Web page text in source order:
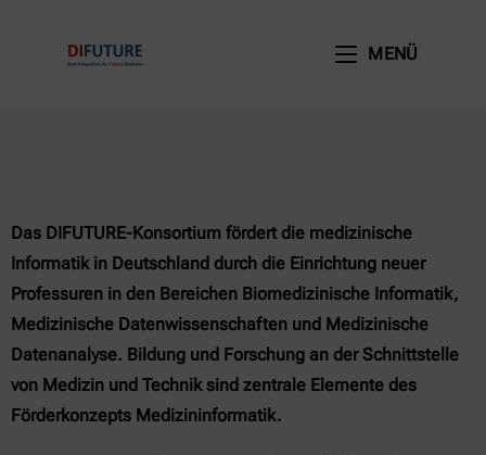
MENÜ
Das DIFUTURE-Konsortium fördert die medizinische
Informatik in Deutschland durch die Einrichtung neuer
Professuren in den Bereichen Biomedizinische Informatik,
Medizinische Datenwissenschaften und Medizinische
Datenanalyse. Bildung und Forschung an der Schnittstelle
von Medizin und Technik sind zentrale Elemente des
Förderkonzepts Medizininformatik.